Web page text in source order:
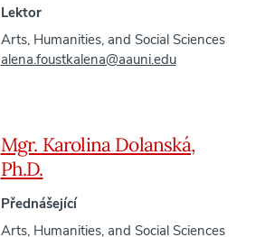
Lektor
Arts, Humanities, and Social Sciences
alena.foustkalena@aauni.edu
Mgr. Karolina Dolanská,
Ph.D.
Přednášející
Arts, Humanities, and Social Sciences